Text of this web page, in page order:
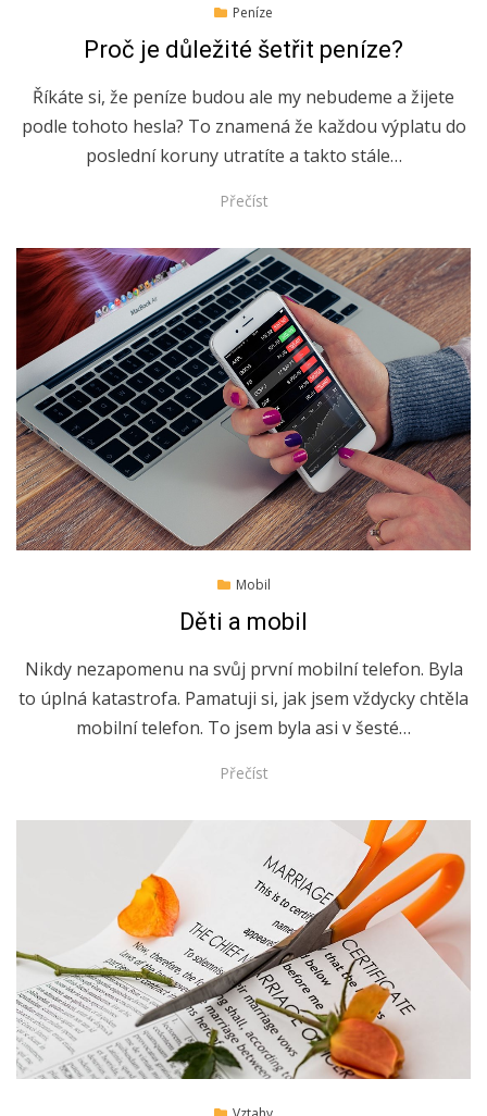
Posted7.9.2022
Peníze
Proč je důležité šetřit peníze?
Říkáte si, že peníze budou ale my nebudeme a žijete
podle tohoto hesla? To znamená že každou výplatu do
poslední koruny utratíte a takto stále…
Přečíst
Posted28.8.2022
Mobil
Děti a mobil
Nikdy nezapomenu na svůj první mobilní telefon. Byla
to úplná katastrofa. Pamatuji si, jak jsem vždycky chtěla
mobilní telefon. To jsem byla asi v šesté…
Přečíst
Posted